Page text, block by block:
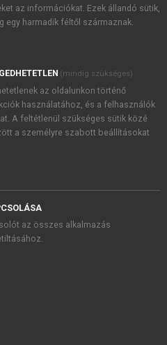
újdonságairól, akcióiról.
Kiadó Zrt. újdonságairól,
foglaltakat tudomásul
, valamint a szotar.netés a
foglaltakat
az információkat. Ezek állandó sütik,
egy harmadik féltől származnak.
(mindig szükséges)
az oldalunkon történő
használatához, és a felhasználók
A feltétlenül szükséges sütik közé
a személyre szabott beállításokat
az összes alkalmazás